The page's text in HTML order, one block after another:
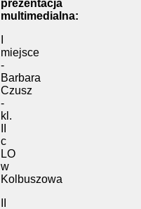
prezentacja
multimedialna:
miejsce
-
Barbara
Czusz
-
kl.
c
LO
w
Kolbuszowa